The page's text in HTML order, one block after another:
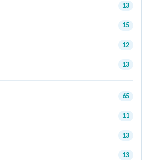
13
15
12
13
65
11
13
13